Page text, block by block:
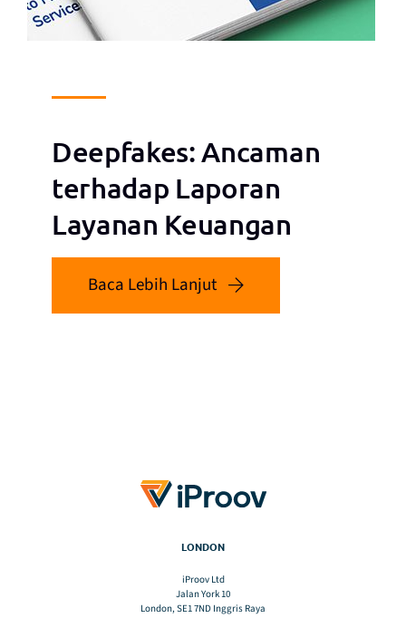
Deepfakes: Ancaman
terhadap Laporan
Layanan Keuangan
Baca Lebih Lanjut
LONDON
iProov Ltd
Jalan York 10
London, SE1 7ND Inggris Raya